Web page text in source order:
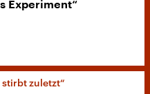
Experiment“
stirbt zuletzt“